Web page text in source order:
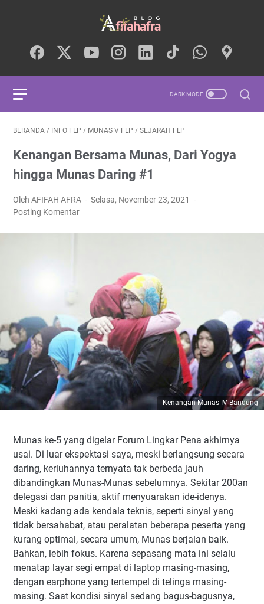
BERANDA / INFO FLP / MUNAS V FLP / SEJARAH FLP
Kenangan Bersama Munas, Dari Yogya
hingga Munas Daring #1
Oleh AFIFAH AFRA
Selasa, November 23, 2021
Posting Komentar
Kenangan Munas IV Bandung
Munas ke-5 yang digelar Forum Lingkar Pena akhirnya
usai. Di luar ekspektasi saya, meski berlangsung secara
daring, keriuhannya ternyata tak berbeda jauh
dibandingkan Munas-Munas sebelumnya. Sekitar 200an
delegasi dan panitia, aktif menyuarakan ide-idenya.
Meski kadang ada kendala teknis, seperti sinyal yang
tidak bersahabat, atau peralatan beberapa peserta yang
kurang optimal, secara umum, Munas berjalan baik.
Bahkan, lebih fokus. Karena sepasang mata ini selalu
menatap layar segi empat di laptop masing-masing,
dengan earphone yang tertempel di telinga masing-
masing. Saat kondisi sinyal sedang bagus-bagusnya,